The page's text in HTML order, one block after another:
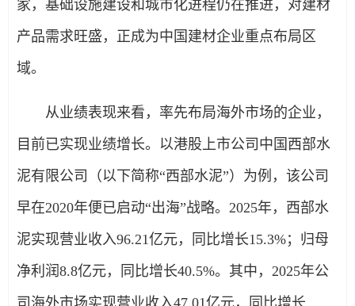
家，基础设施建设和城市化进程仍在推进，对建材
产品需求旺盛，正成为中国建材企业重点布局区
域。
从业绩表现来看，率先布局海外市场的企业，
目前已实现业绩增长。以港股上市公司中国西部水
泥有限公司（以下简称“西部水泥”）为例，该公司
早在2020年便已启动“出海”战略。2025年，西部水
泥实现营业收入96.21亿元，同比增长15.3%；归母
净利润8.8亿元，同比增长40.5%。其中，2025年公
司海外市场实现营业收入47.01亿元，同比增长